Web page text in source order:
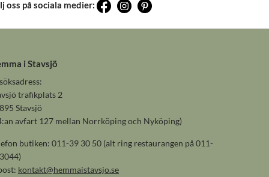
oss på sociala medier:
i Stavsjö
trafikplats 2
Stavsjö
avfart 127 mellan Norrköping och Nyköping)
butiken: 011-39 30 50 (alt ring restaurangen på 011-
kontakt@hemmaistavsjo.se